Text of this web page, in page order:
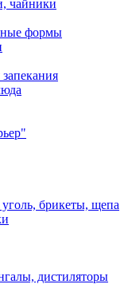
чайники
формы
брикеты, щепа
дистиляторы